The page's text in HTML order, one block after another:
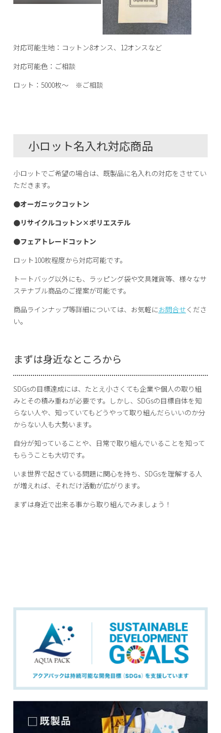
対応可能生地：コットン8オンス、12オンスなど
対応可能色：ご相談
ロット：5000枚～ ※ご相談
小ロット名入れ対応商品
小ロットでご希望の場合は、既製品に名入れの対応をさせてい
ただきます。
●オーガニックコットン
●リサイクルコットン×ポリエステル
●フェアトレードコットン
ロット100枚程度から対応可能です。
トートバッグ以外にも、ラッピング袋や文具雑貨等、様々なサ
ステナブル商品のご提案が可能です。
商品ラインナップ等詳細については、お気軽にお問合せ くださ
い。
まずは身近なところから
SDGsの目標達成には、たとえ小さくても企業や個人の取り組
みとその積み重ねが必要です。しかし、SDGsの目標自体を知
らない人や、知っていてもどうやって取り組んだらいいのか分
からない人も大勢います。
自分が知っていることや、日常で取り組んでいることを知って
もらうことも大切です。
いま世界で起きている問題に関心を持ち、SDGsを理解する人
が増えれば、それだけ活動が広がります。
まずは身近で出来る事から取り組んでみましょう！